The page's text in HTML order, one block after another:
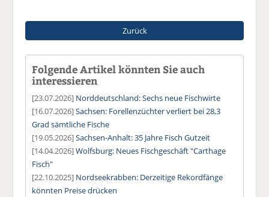
Zurück
Folgende Artikel könnten Sie auch
interessieren
[23.07.2026] Norddeutschland: Sechs neue Fischwirte
[16.07.2026]Sachsen: Forellenzüchter verliert bei 28,3
Grad sämtliche Fische
[19.05.2026]Sachsen-Anhalt: 35 Jahre Fisch Gutzeit
[14.04.2026]Wolfsburg: Neues Fischgeschäft "Carthage
Fisch"
[22.10.2025] Nordseekrabben: Derzeitige Rekordfänge
könnten Preise drücken